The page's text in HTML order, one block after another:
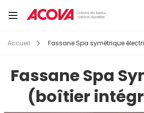
au Toggle
Accueil Fassane Spa symétrique
Fassane Spa
(boîtier